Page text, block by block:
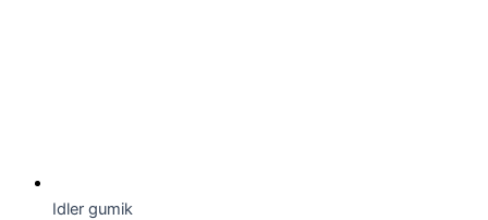
Idler gumik